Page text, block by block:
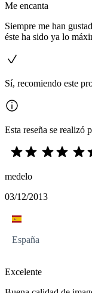
Me encanta
Siempre me han
éste ha sido ya lo
Sí, recomiendo este
Esta reseña se
medelo
03/12/2013
España
Excelente